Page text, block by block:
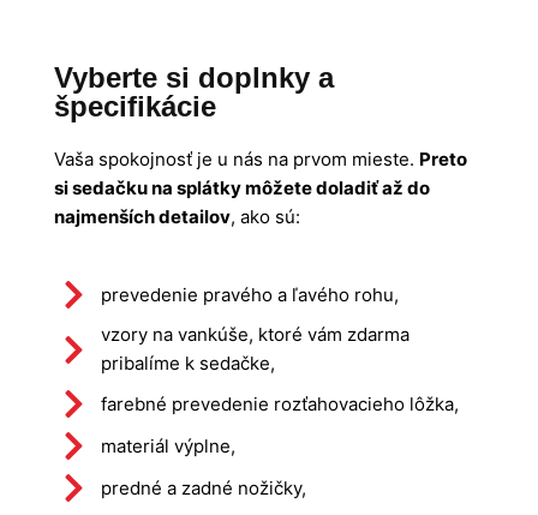
Vyberte si doplnky a
špecifikácie
Vaša spokojnosť je u nás na prvom mieste. Preto
si sedačku na splátky môžete doladiť až do
najmenších detailov, ako sú:
prevedenie pravého a ľavého rohu,
vzory na vankúše, ktoré vám zdarma
pribalíme k sedačke,
farebné prevedenie rozťahovacieho lôžka,
materiál výplne,
predné a zadné nožičky,